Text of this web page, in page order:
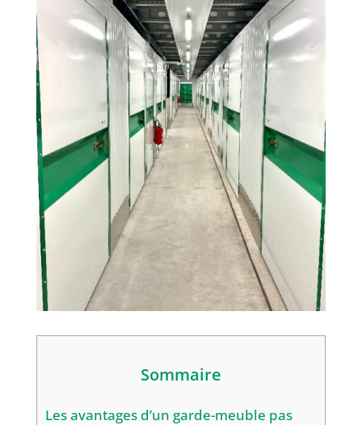
Sommaire
Les avantages d’un garde-meuble pas